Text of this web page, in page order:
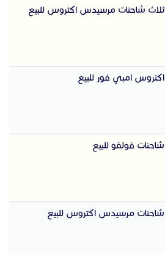
ثلاث شاحنات مرسيدس اكتروس للبيع
اكتروس امبي فور للبيع
شاحنات فولفو للبيع
شاحنات مرسيدس اكتروس للبيع